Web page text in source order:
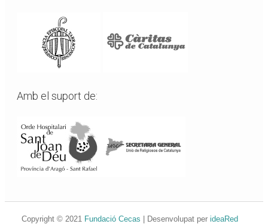
Amb el suport de:
Copyright © 2021 Fundació Cecas | Desenvolupat per ideaRed